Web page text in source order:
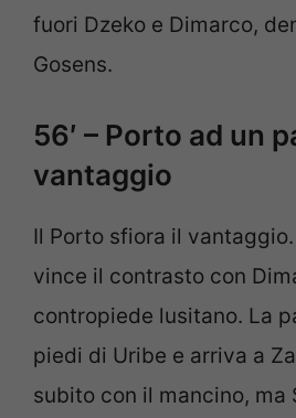
fuori Dzeko e Dimarco,
Gosens.
56′ – Porto ad un
vantaggio
Il Porto sfiora il
vince il contrasto con
contropiede lusitano. La
piedi di Uribe e arriva a
subito con il mancino, ma